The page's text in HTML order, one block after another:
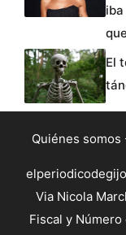
El
Quiénes somos
Via Nicola
Fiscal y